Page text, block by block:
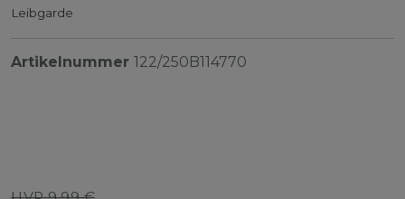
Leibgarde
Artikelnummer 122/250B114770